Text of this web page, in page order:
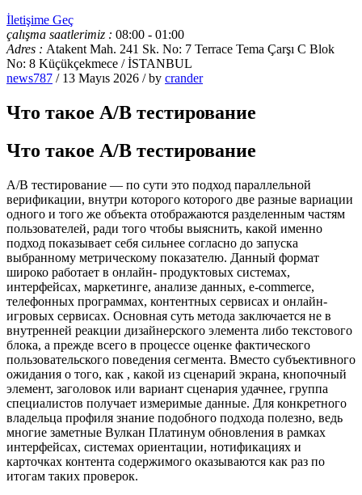
İletişime Geç
çalışma saatlerimiz : 08:00 - 01:00
Adres : Atakent Mah. 241 Sk. No: 7 Terrace Tema Çarşı C Blok
No: 8 Küçükçekmece / İSTANBUL
news787 / 13 Mayıs 2026 / by crander
Что такое A/B тестирование
Что такое A/B тестирование
A/B тестирование — по сути это подход параллельной
верификации, внутри которого которого две разные вариации
одного и того же объекта отображаются разделенным частям
пользователей, ради того чтобы выяснить, какой именно
подход показывает себя сильнее согласно до запуска
выбранному метрическому показателю. Данный формат
широко работает в онлайн- продуктовых системах,
интерфейсах, маркетинге, анализе данных, e-commerce,
телефонных программах, контентных сервисах и онлайн-
игровых сервисах. Основная суть метода заключается не в
внутренней реакции дизайнерского элемента либо текстового
блока, а прежде всего в процессе оценке фактического
пользовательского поведения сегмента. Вместо субъективного
ожидания о того, как , какой из сценарий экрана, кнопочный
элемент, заголовок или вариант сценария удачнее, группа
специалистов получает измеримые данные. Для конкретного
владельца профиля знание подобного подхода полезно, ведь
многие заметные Вулкан Платинум обновления в рамках
интерфейсах, системах ориентации, нотификациях и
карточках контента содержимого оказываются как раз по
итогам таких проверок.